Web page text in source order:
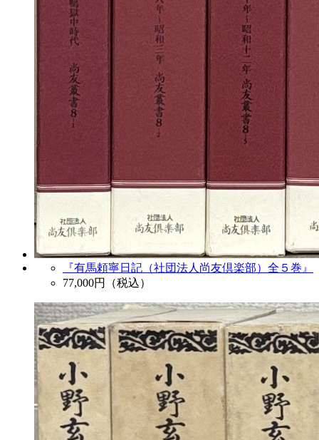
『有馬頼寧日記（社団法人尚友倶楽部）全５巻』
77,000円（税込）